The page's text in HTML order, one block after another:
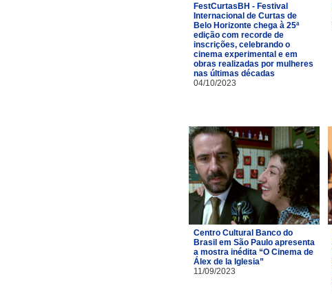
FestCurtasBH - Festival
Internacional de Curtas de
Belo Horizonte chega à 25ª
edição com recorde de
inscrições, celebrando o
cinema experimental e em
obras realizadas por mulheres
nas últimas décadas
04/10/2023
Centro Cultural Banco do
Brasil em São Paulo apresenta
a mostra inédita “O Cinema de
Álex de la Iglesia”
11/09/2023